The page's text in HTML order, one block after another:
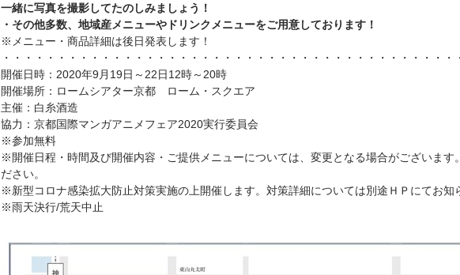
一緒に写真を撮影してたのしみましょう！
・その他多数、地域産メニューやドリンクメニューをご用意しております！
※メニュー・商品詳細は後日発表します！
・・・・・・・・・・・・・・・・・・・・・・・・・・・・・・・・・・・・・・・・・
開催日時：2020年9月19日～22日12時～20時
開催場所：ロームシアター京都 ローム・スクエア
主催：白糸酒造
協力：京都国際マンガアニメフェア2020実行委員会
※参加無料
※開催日程・時間及び開催内容・ご提供メニューについては、変更となる場合がございます
ださい。
※新型コロナ感染拡大防止対策実施の上開催します。対策詳細については別途ＨＰにてお知
※雨天決行/荒天中止